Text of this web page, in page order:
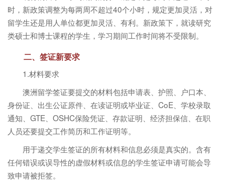
时，新政策调整为每两周不超过40个小时，规定更加灵活，对
留学生还是用人单位都更加灵活、有利。新政策下，就读研究
类硕士和博士课程的学生，学习期间工作时间将不受限制。
二、签证新要求
1.材料要求
澳洲留学签证要提交的材料包括申请表、护照、户口本、
身份证、出生公证原件、在读证明或毕业证、CoE、学校录取
通知、GTE、OSHC保险凭证、存款证明、经济担保信、在职
人员还要提交工作简历和工作证明等。
用于递交学生签证的所有材料和信息必须是真实的。含有
任何错误或误导性的虚假材料或信息的学生签证申请可能会导
致申请被拒签。